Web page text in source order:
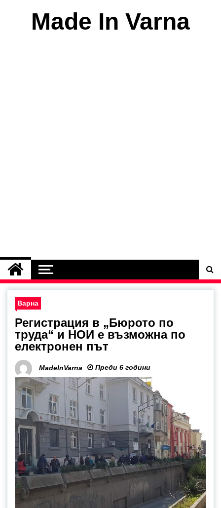
Made In Varna
Варна
Регистрация в „Бюрото по
труда“ и НОИ е възможна по
електронен път
MadeInVarna Преди 6 години